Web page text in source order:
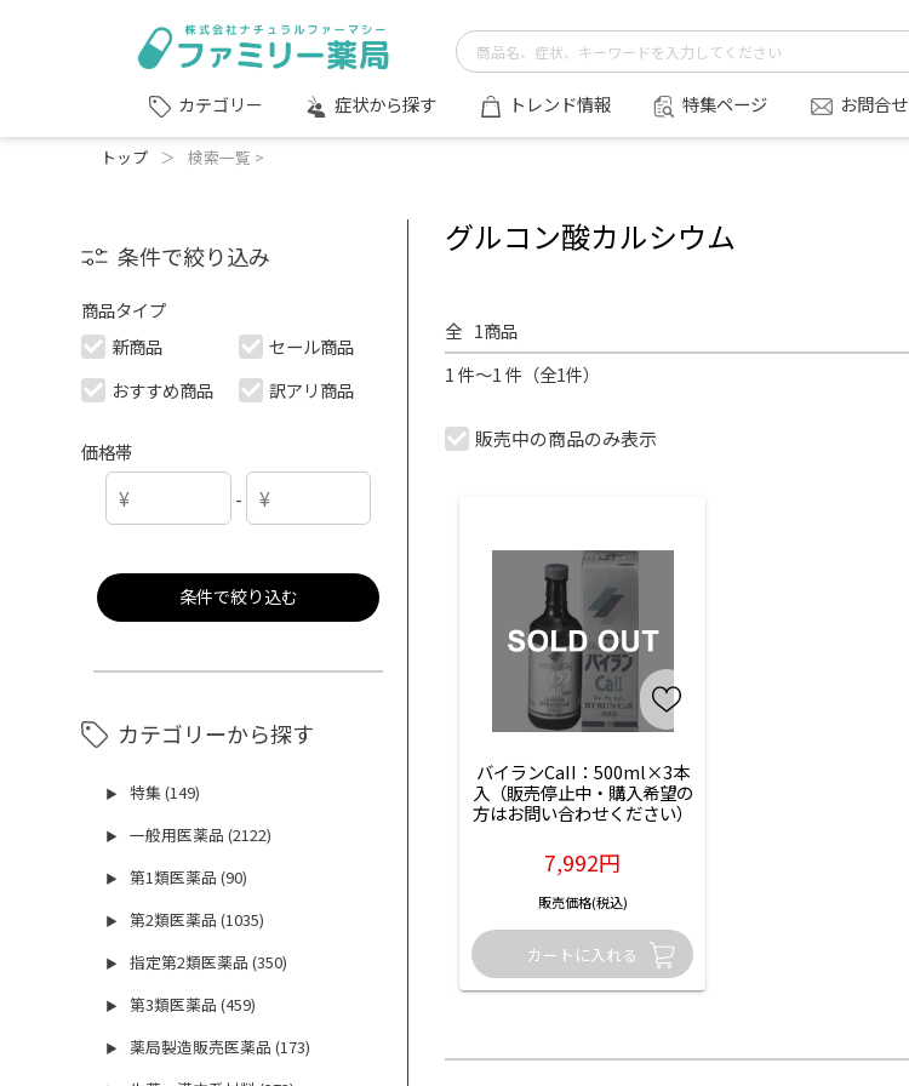
カテゴリー 症状から探す トレンド情報 特集ページ お問合せ
トップ ＞ 検索一覧 >
条件で絞り込み
商品タイプ
新商品
セール商品
おすすめ商品
訳アリ商品
価格帯
-
条件で絞り込む
カテゴリーから探す
▶ 特集 (149)
▶ 一般用医薬品 (2122)
▶ 第1類医薬品 (90)
▶ 第2類医薬品 (1035)
▶ 指定第2類医薬品 (350)
▶ 第3類医薬品 (459)
▶ 薬局製造販売医薬品 (173)
グルコン酸カルシウム
全 1商品
1 件～1 件（全1件）
販売中の商品のみ表示
バイランCaII：500ml×3本
入（販売停止中・購入希望の
方はお問い合わせください）
7,992円
販売価格(税込)